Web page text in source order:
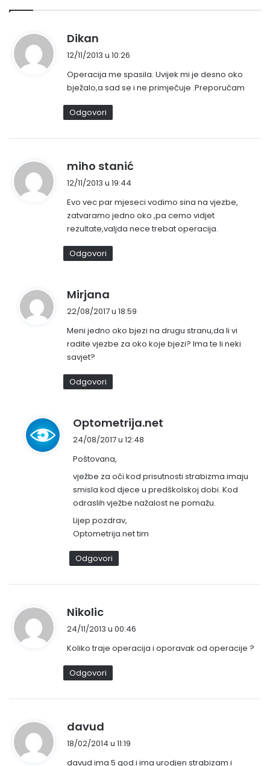
Dikan
a
i
s
a
o
12/11/2013 u 10:26
Operacija me spasila. Uvijek mi je desno oko
bježalo,a sad se i ne primječuje .Preporučam
Odgovori
miho stanić
i
s
a
12/11/2013 u 19:44
Evo vec par mjeseci vodimo sina na vjezbe,
zatvaramo jedno oko ,pa cemo vidjet
rezultate,valjda nece trebat operacija.
Odgovori
Mirjana
s
o
:
22/08/2017 u 18:59
Meni jedno oko bjezi na drugu stranu,da li vi
radite vjezbe za oko koje bjezi? Ima te li neki
savjet?
Odgovori
Optometrija.net
s
a
o
24/08/2017 u 12:48
Poštovana,
vježbe za oči kod prisutnosti strabizma imaju
smisla kod djece u predškolskoj dobi. Kod
odraslih vježbe nažalost ne pomažu.
Lijep pozdrav,
Optometrija.net tim
Odgovori
Nikolic
a
i
s
a
24/11/2013 u 00:46
Koliko traje operacija i oporavak od operacije ?
Odgovori
davud
a
18/02/2014 u 11:19
davud ima 5 god.i ima urodjen strabizam i